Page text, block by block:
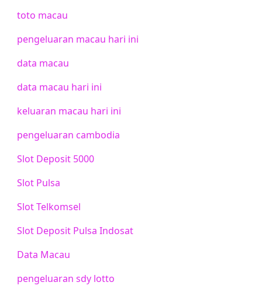
toto macau
pengeluaran macau hari ini
data macau
data macau hari ini
keluaran macau hari ini
pengeluaran cambodia
Slot Deposit 5000
Slot Pulsa
Slot Telkomsel
Slot Deposit Pulsa Indosat
Data Macau
pengeluaran sdy lotto